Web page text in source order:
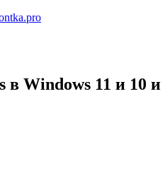
Windows 11 и 10 и